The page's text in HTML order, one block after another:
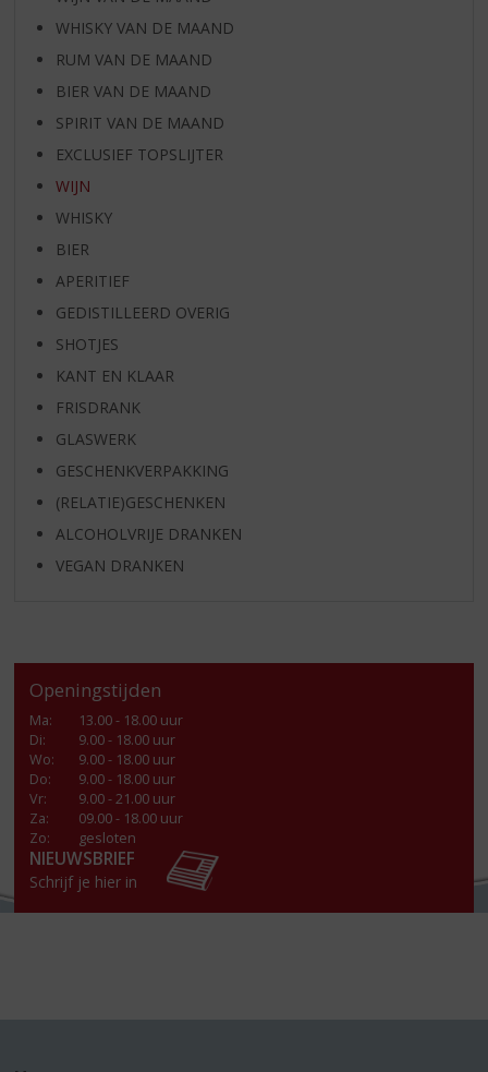
WHISKY VAN DE MAAND
RUM VAN DE MAAND
BIER VAN DE MAAND
SPIRIT VAN DE MAAND
EXCLUSIEF TOPSLIJTER
WIJN
WHISKY
BIER
APERITIEF
GEDISTILLEERD OVERIG
SHOTJES
KANT EN KLAAR
FRISDRANK
GLASWERK
GESCHENKVERPAKKING
(RELATIE)GESCHENKEN
ALCOHOLVRIJE DRANKEN
VEGAN DRANKEN
Openingstijden
Ma:
13.00 - 18.00 uur
Di:
9.00 - 18.00 uur
Wo:
9.00 - 18.00 uur
Do:
9.00 - 18.00 uur
Vr:
9.00 - 21.00 uur
Za:
09.00 - 18.00 uur
Zo:
gesloten
NIEUWSBRIEF
Schrijf je hier in